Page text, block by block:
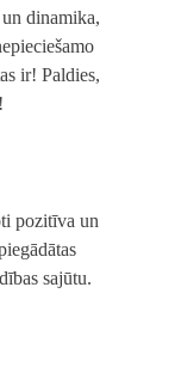
dinamika,
ir! Paldies,
pozitīva un
sajūtu.